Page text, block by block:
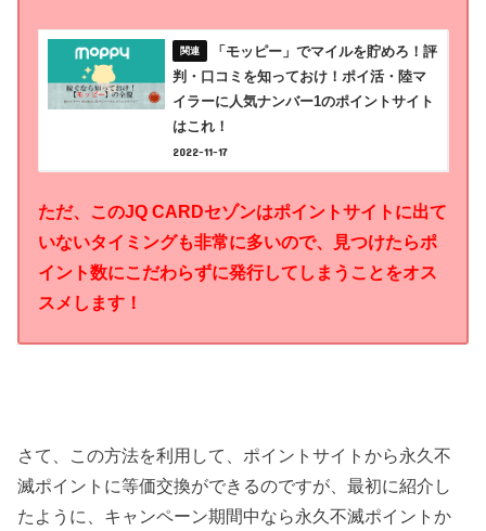
「モッピー」でマイルを貯めろ！評
判・口コミを知っておけ！ポイ活・陸マ
イラーに人気ナンバー1のポイントサイト
はこれ！
2022-11-17
ただ、このJQ CARDセゾンはポイントサイトに出て
いないタイミングも非常に多いので、見つけたらポ
イント数にこだわらずに発行してしまうことをオス
スメします！
さて、この方法を利用して、ポイントサイトから永久不
滅ポイントに等価交換ができるのですが、最初に紹介し
たように、キャンペーン期間中なら永久不滅ポイントか